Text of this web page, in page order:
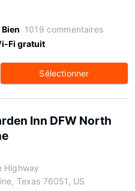
Bien 1019 commentaires
Fi gratuit
Sélectionner
Inn DFW North
Highway
Texas 76051, US